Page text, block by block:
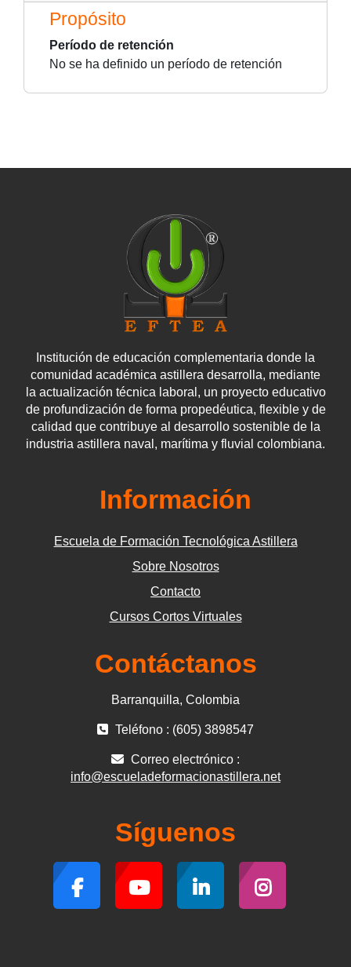
Propósito
Período de retención
No se ha definido un período de retención
Institución de educación complementaria donde la
comunidad académica astillera desarrolla, mediante
la actualización técnica laboral, un proyecto educativo
de profundización de forma propedéutica, flexible y de
calidad que contribuye al desarrollo sostenible de la
industria astillera naval, marítima y fluvial colombiana.
Información
Escuela de Formación Tecnológica Astillera
Sobre Nosotros
Contacto
Cursos Cortos Virtuales
Contáctanos
Barranquilla, Colombia
Teléfono : (605) 3898547
Correo electrónico :
info@escueladeformacionastillera.net
Síguenos